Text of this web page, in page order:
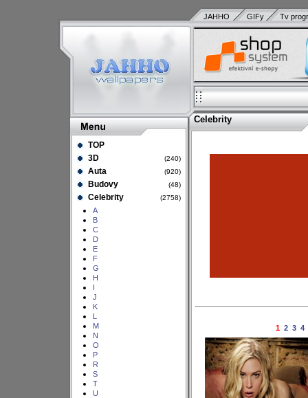
TOP
3D
(240)
Auta (920)
Budovy (48)
Celebrity (2758)
A
B
C
D
E
F
G
H
I
J
K
L
M
N
O
P
R
S
T
U
JAHHO GIFy Tv
Celebrity
1 2 3 4